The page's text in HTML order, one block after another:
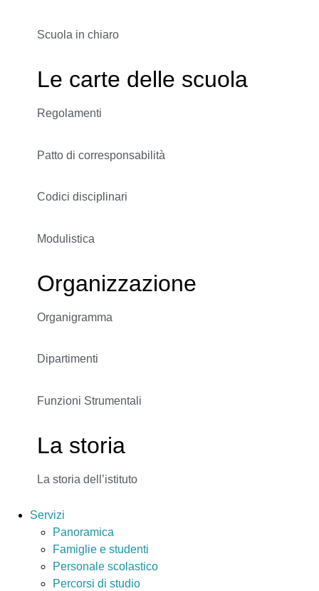
Scuola in chiaro
Le carte delle scuola
Regolamenti
Patto di corresponsabilità
Codici disciplinari
Modulistica
Organizzazione
Organigramma
Dipartimenti
Funzioni Strumentali
La storia
La storia dell’istituto
Servizi
Panoramica
Famiglie e studenti
Personale scolastico
Percorsi di studio